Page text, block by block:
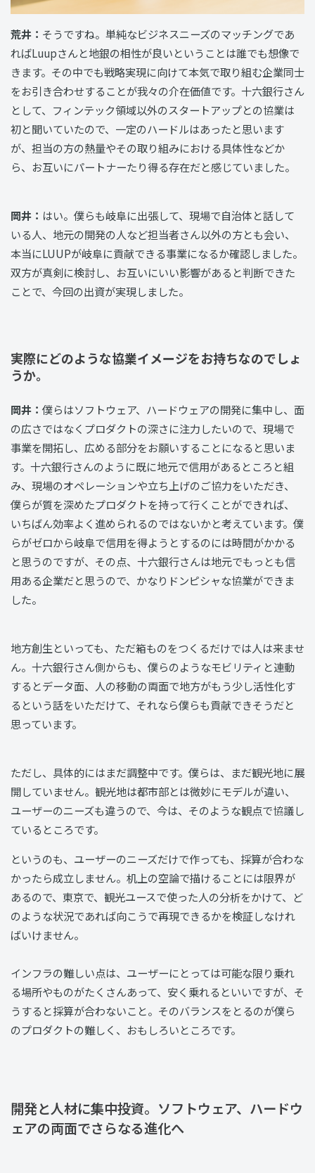
荒井： そうですね。単純なビジネスニーズのマッチングであ
ればLuupさんと地銀の相性が良いということは誰でも想像で
きます。その中でも戦略実現に向けて本気で取り組む企業同士
をお引き合わせすることが我々の介在価値です。十六銀行さん
として、フィンテック領域以外のスタートアップとの協業は
初と聞いていたので、一定のハードルはあったと思います
が、担当の方の熱量やその取り組みにおける具体性などか
ら、お互いにパートナーたり得る存在だと感じていました。
岡井： はい。僕らも岐阜に出張して、現場で自治体と話して
いる人、地元の開発の人など担当者さん以外の方とも会い、
本当にLUUPが岐阜に貢献できる事業になるか確認しました。
双方が真剣に検討し、お互いにいい影響があると判断できた
ことで、今回の出資が実現しました。
実際にどのような協業イメージをお持ちなのでしょ
うか。
岡井： 僕らはソフトウェア、ハードウェアの開発に集中し、面
の広さではなくプロダクトの深さに注力したいので、現場で
事業を開拓し、広める部分をお願いすることになると思いま
す。十六銀行さんのように既に地元で信用があるところと組
み、現場のオペレーションや立ち上げのご協力をいただき、
僕らが質を深めたプロダクトを持って行くことができれば、
いちばん効率よく進められるのではないかと考えています。僕
らがゼロから岐阜で信用を得ようとするのには時間がかかる
と思うのですが、その点、十六銀行さんは地元でもっとも信
用ある企業だと思うので、かなりドンピシャな協業ができま
した。
地方創生といっても、ただ箱ものをつくるだけでは人は来ませ
ん。十六銀行さん側からも、僕らのようなモビリティと連動
するとデータ面、人の移動の両面で地方がもう少し活性化す
るという話をいただけて、それなら僕らも貢献できそうだと
思っています。
ただし、具体的にはまだ調整中です。僕らは、まだ観光地に展
開していません。観光地は都市部とは微妙にモデルが違い、
ユーザーのニーズも違うので、今は、そのような観点で協議し
ているところです。
というのも、ユーザーのニーズだけで作っても、採算が合わな
かったら成立しません。机上の空論で描けることには限界が
あるので、東京で、観光ユースで使った人の分析をかけて、ど
のような状況であれば向こうで再現できるかを検証しなけれ
ばいけません。
インフラの難しい点は、ユーザーにとっては可能な限り乗れ
る場所やものがたくさんあって、安く乗れるといいですが、そ
うすると採算が合わないこと。そのバランスをとるのが僕ら
のプロダクトの難しく、おもしろいところです。
開発と人材に集中投資。ソフトウェア、ハードウ
ェアの両面でさらなる進化へ